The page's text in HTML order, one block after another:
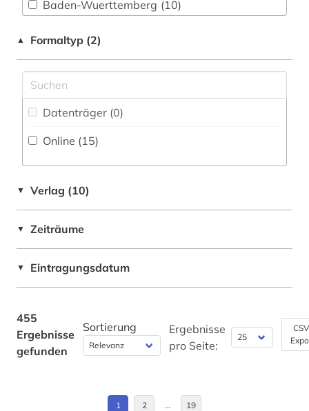
brisbane (1)
chinesen (1)
coburg (1)
Baden-Wuerttemberg (10)
Baltikum (1)
Bayern (5)
Belgien (1)
Berlin (6)
Deutschland (DDR) (3)
Europa (2)
Frankreich (11)
▲ Formaltyp (2)
Datenträger (0)
Online (15)
▼ Verlag (10)
▼ Zeiträume
▼ Eintragungsdatum
455
Ergebnisse
gefunden
Sortierung
Ergebnisse
pro Seite:
1 2 … 19